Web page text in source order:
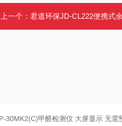
上一个： 君道环保JD-CL222便携式余氯总氯测定仪（